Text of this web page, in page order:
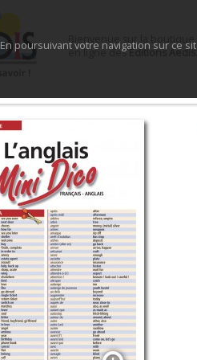
Bienvenue sur la boutique
en ligne desÉditions Aedis.
En poursuivant votre navigation sur ce